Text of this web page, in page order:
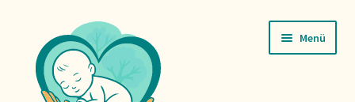
Navigation
springen
Inhalt
springen
Menü